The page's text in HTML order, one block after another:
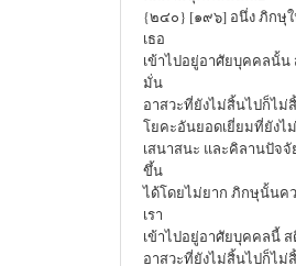
{๒๔๐} [๑๙๖] อนึ่ง ภิกษุ
เธอ
เข้าไปอยู่อาศัยบุคคลนั้
มั่น
อาสวะที่ยังไม่สิ้นไปก็ไ
โยคะอันยอดเยี่ยมที่ยังไ
เสนาสนะ และคิลานปัจ
ขึ้น
ได้โดยไม่ยาก ภิกษุนั้นค
เรา
เข้าไปอยู่อาศัยบุคคลนี้
อาสวะที่ยังไม่สิ้นไปก็ไม่